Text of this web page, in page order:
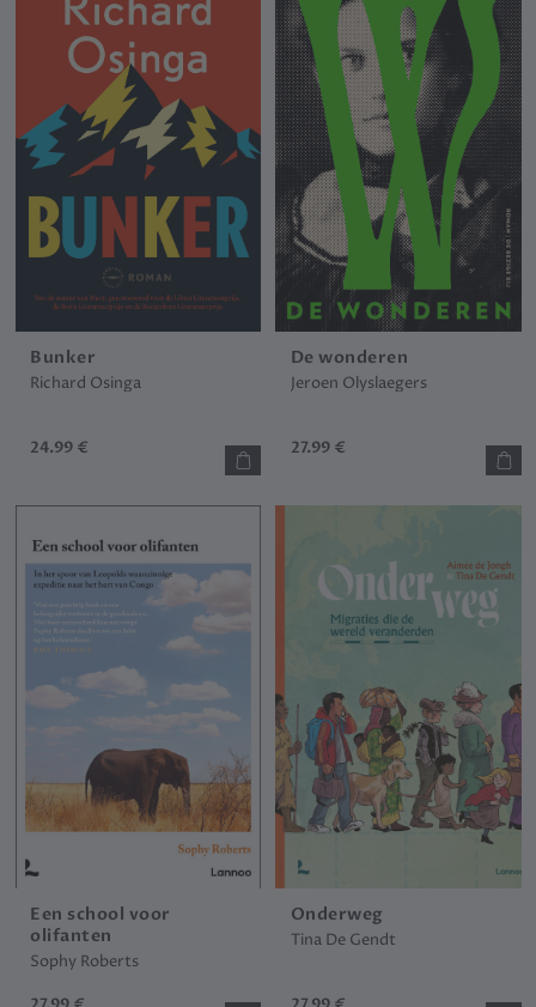
Bunker
Richard Osinga
24.99 €
De wonderen
Jeroen Olyslaegers
27.99 €
Een school voor
olifanten
Sophy Roberts
Onderweg
Tina De Gendt